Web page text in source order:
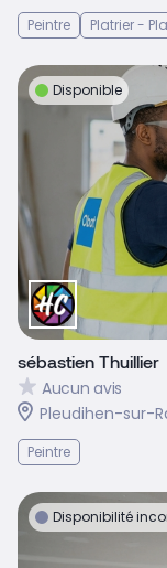
Peintre
Platrier -
Disponible
sébastien Thuillier
Aucun avis
Pleudihen-sur-
Peintre
Disponibilité